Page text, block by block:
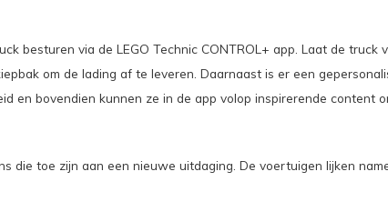
besturen via de LEGO Technic CONTROL+ app. Laat de
om de lading af te leveren. Daarnaast is er een
en bovendien kunnen ze in de app volop inspirerende content
die toe zijn aan een nieuwe uitdaging. De voertuigen lijken